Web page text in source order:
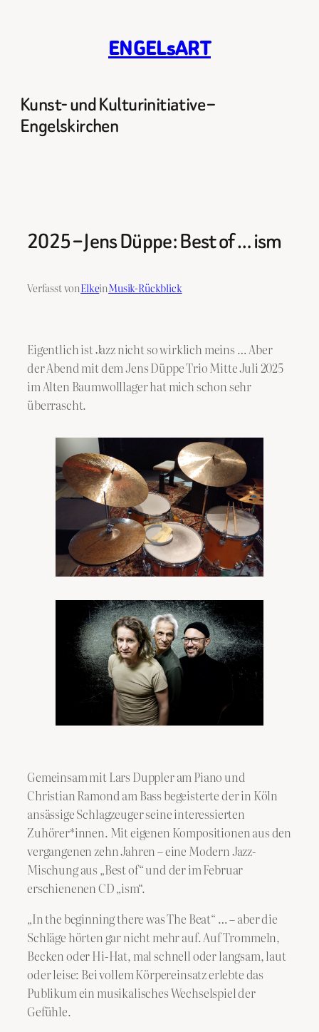
ENGELsART
Kunst- und Kulturinitiative –
Engelskirchen
2025 – Jens Düppe: Best of … ism
Verfasst vonElkeinMusik-Rückblick
Eigentlich ist Jazz nicht so wirklich meins … Aber
der Abend mit dem Jens Düppe Trio Mitte Juli 2025
im Alten Baumwolllager hat mich schon sehr
überrascht.
Gemeinsam mit Lars Duppler am Piano und
Christian Ramond am Bass begeisterte der in Köln
ansässige Schlagzeuger seine interessierten
Zuhörer*innen. Mit eigenen Kompositionen aus den
vergangenen zehn Jahren – eine Modern Jazz-
Mischung aus „Best of“ und der im Februar
erschienenen CD „ism“.
„In the beginning there was The Beat“ … – aber die
Schläge hörten gar nicht mehr auf. Auf Trommeln,
Becken oder Hi-Hat, mal schnell oder langsam, laut
oder leise: Bei vollem Körpereinsatz erlebte das
Publikum ein musikalisches Wechselspiel der
Gefühle.